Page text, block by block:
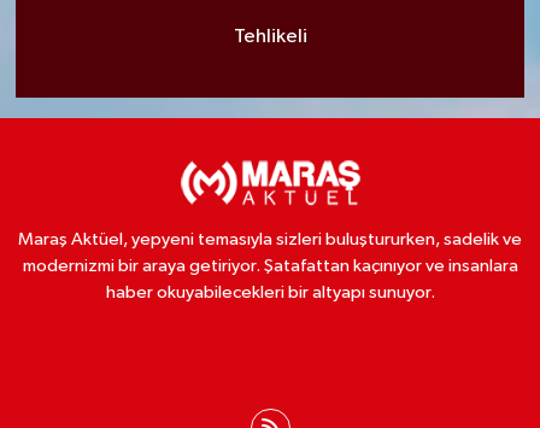
Tehlikeli
Maraş Aktüel, yepyeni temasıyla sizleri buluştururken, sadelik ve
modernizmi bir araya getiriyor. Şatafattan kaçınıyor ve insanlara
haber okuyabilecekleri bir altyapı sunuyor.